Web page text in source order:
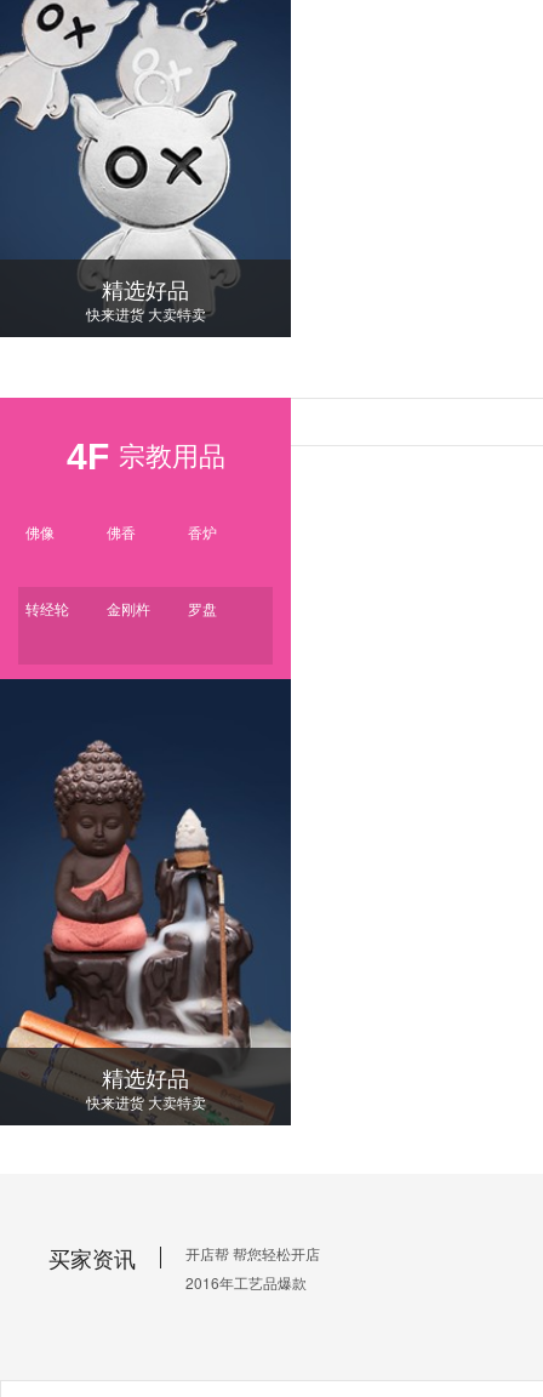
精选好品
快来进货 大卖特卖
4F 宗教用品
佛像 佛香 香炉
转经轮 金刚杵 罗盘
精选好品
快来进货 大卖特卖
买家资讯
开店帮 帮您轻松开店
2016年工艺品爆款